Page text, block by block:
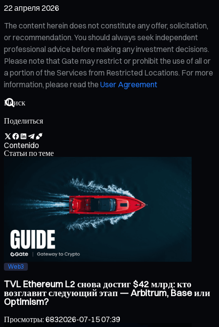
22 апреля 2026
The content herein does not constitute any offer, solicitation,
or recommendation. You should always seek independent
professional advice before making any investment decisions.
Please note that Gate may restrict or prohibit the use of all or
a portion of the Services from Restricted Locations. For more
information, please read the User Agreement
Поделиться
Contenido
Статьи по теме
Web3
TVL Ethereum L2 снова достиг $42 млрд: кто
возглавит следующий этап — Arbitrum, Base или
Optimism?
Просмотры:6832026-07-15 07:39